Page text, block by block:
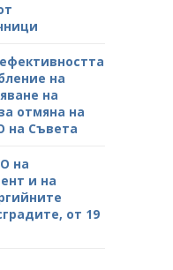
на
на
отмяна на
на Съвета
на
и на
от 19